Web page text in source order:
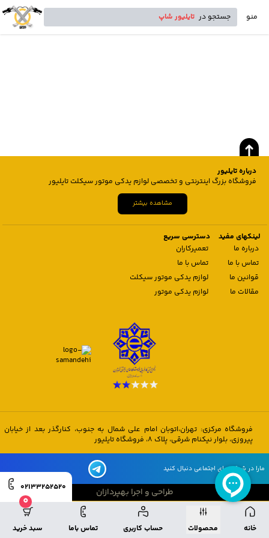
منو جستجو در تایلیور شاپ
خانه محصولات حساب کاربری تماس باما
0
سبد خرید
02133252520
درباره تایلیور
فروشگاه بزرگ اینترنتی و تخصصی لوازم یدکی موتور سیکلت تایلیور
مشاهده بیشتر
لینکهای مفید
درباره ما
تماس با ما
قوانین ما
مقالات ما
دسترسی سریع
تعمیرکاران
تماس با ما
لوازم یدکی موتور سیکلت
لوازم یدکی موتور
فروشگاه مرکزی: تهران،اتوبان امام علی شمال به جنوب، کنارگذر بعد از خیابان
پیروزی، بلوار نیکنام شرقی، پلاک 8، فروشگاه تایلیور
مارا در شبکه های اجتماعی دنبال کنید
طراحی و اجرا بهپردازان
طراحی و اجرا بهپردازان